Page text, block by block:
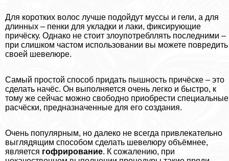
Для коротких волос лучше подойдут муссы и гели, а для
длинных – пенки для укладки и лаки, фиксирующие
причёску. Однако не стоит злоупотрeбллять последними –
при слишком частом использовании вы можете повредить
своей шевелюре.
Самый простой способ придать пышность причёске – это
сделать начёс. Он выполняется очень легко и быстро, к
тому же сейчас можно свободно приобрести специальные
расчёски, предназначенные для его создания.
Очень популярным, но далеко не всегда привлекательно
выглядящим способом сделать шевелюру объёмнее,
является гофрирование. К сожалению, при